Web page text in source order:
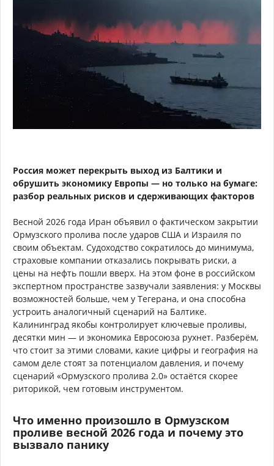
Россия может перекрыть выход из Балтики и
обрушить экономику Европы — но только на бумаге:
разбор реальных рисков и сдерживающих факторов
Весной 2026 года Иран объявил о фактическом закрытии
Ормузского пролива после ударов США и Израиля по
своим объектам. Судоходство сократилось до минимума,
страховые компании отказались покрывать риски, а
цены на нефть пошли вверх. На этом фоне в российском
экспертном пространстве зазвучали заявления: у Москвы
возможностей больше, чем у Тегерана, и она способна
устроить аналогичный сценарий на Балтике.
Калининград якобы контролирует ключевые проливы,
десятки мин — и экономика Евросоюза рухнет. Разберём,
что стоит за этими словами, какие цифры и география на
самом деле стоят за потенциалом давления, и почему
сценарий «Ормузского пролива 2.0» остаётся скорее
риторикой, чем готовым инструментом.
Что именно произошло в Ормузском
проливе весной 2026 года и почему это
вызвало панику